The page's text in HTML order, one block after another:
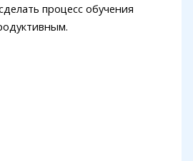
процесс обучения